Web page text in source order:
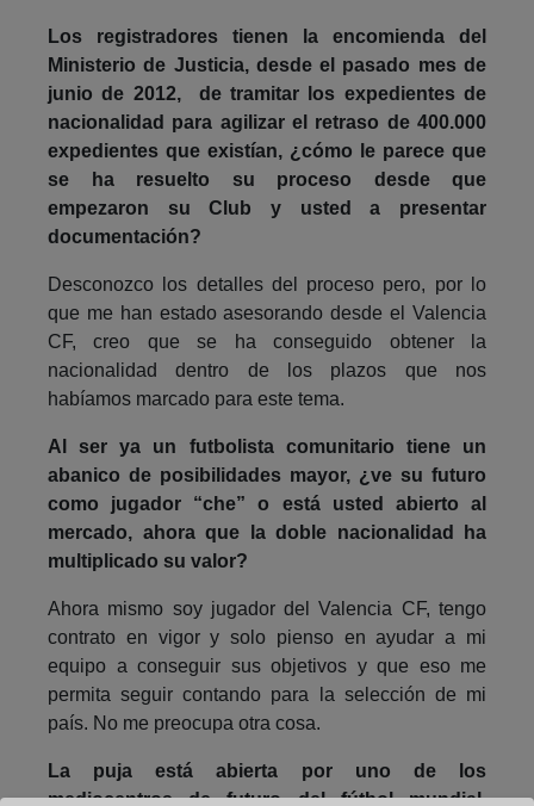
Los registradores tienen la encomienda del
Ministerio de Justicia, desde el pasado mes de
junio de 2012, de tramitar los expedientes de
nacionalidad para agilizar el retraso de 400.000
expedientes que existían, ¿cómo le parece que
se ha resuelto su proceso desde que
empezaron su Club y usted a presentar
documentación?
Desconozco los detalles del proceso pero, por lo
que me han estado asesorando desde el Valencia
CF, creo que se ha conseguido obtener la
nacionalidad dentro de los plazos que nos
habíamos marcado para este tema.
Al ser ya un futbolista comunitario tiene un
abanico de posibilidades mayor, ¿ve su futuro
como jugador “che” o está usted abierto al
mercado, ahora que la doble nacionalidad ha
multiplicado su valor?
Ahora mismo soy jugador del Valencia CF, tengo
contrato en vigor y solo pienso en ayudar a mi
equipo a conseguir sus objetivos y que eso me
permita seguir contando para la selección de mi
país. No me preocupa otra cosa.
La puja está abierta por uno de los
mediocentros de futuro del fútbol mundial,